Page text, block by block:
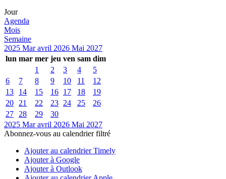
Jour
Agenda
Mois
Semaine
2025 Maravril 2026 Mai 2027
lun mar mer jeu ven sam dim
1
2 3 4
5
6
7 8 9 10 11
12
13
14 15 16 17 18
19
20
21 22 23 24 25
26
27
28 29
30
2025 Maravril 2026 Mai 2027
Abonnez-vous au calendrier filtré
Ajouter au calendrier Timely
Ajouter à Google
Ajouter à Outlook